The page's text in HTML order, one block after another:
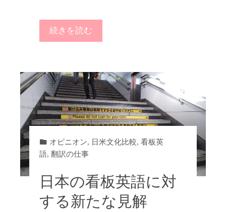
続きを読む
オピニオン, 日米文化比較,看板英
語,翻訳の仕事
日本の看板英語に対
する新たな見解